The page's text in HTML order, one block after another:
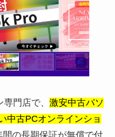
門店で、 激安中古パソ
中古PCオンラインショ